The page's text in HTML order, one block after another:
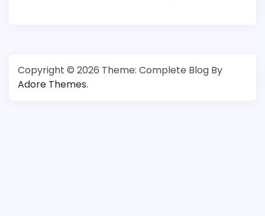
Copyright © 2026 Theme: Complete Blog By
Adore Themes.